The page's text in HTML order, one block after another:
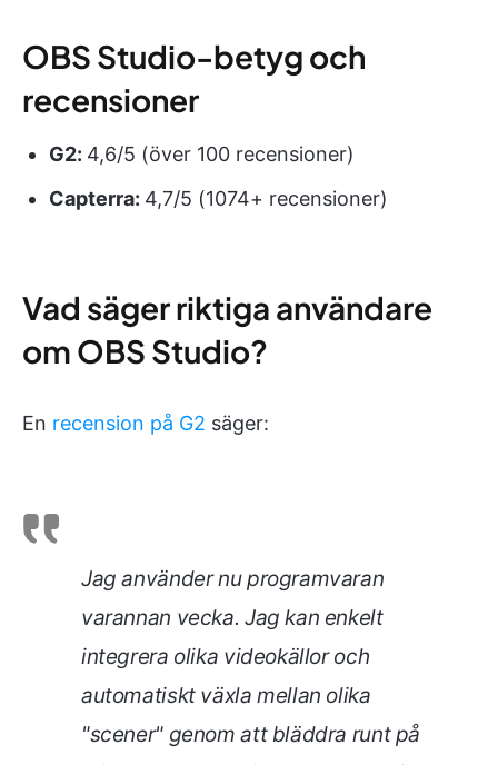
OBS Studio-betyg och
recensioner
G2: 4,6/5 (över 100 recensioner)
Capterra: 4,7/5 (1074+ recensioner)
Vad säger riktiga användare
om OBS Studio?
En recension på G2 säger:
Jag använder nu programvaran
varannan vecka. Jag kan enkelt
integrera olika videokällor och
automatiskt växla mellan olika
"scener" genom att bläddra runt på